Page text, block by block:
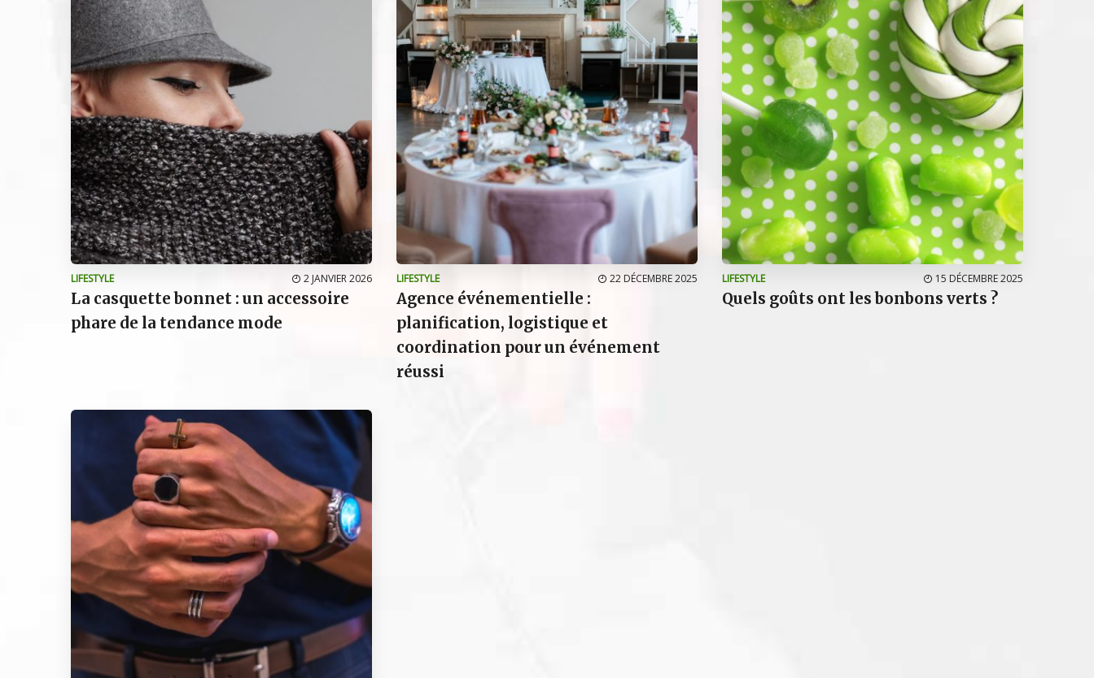
LIFESTYLE 2 JANVIER 2026
La casquette bonnet : un accessoire
phare de la tendance mode
LIFESTYLE 22 DÉCEMBRE 2025
Agence événementielle :
planification, logistique et
coordination pour un événement
réussi
LIFESTYLE 15 DÉCEMBRE 2025
Quels goûts ont les bonbons verts ?